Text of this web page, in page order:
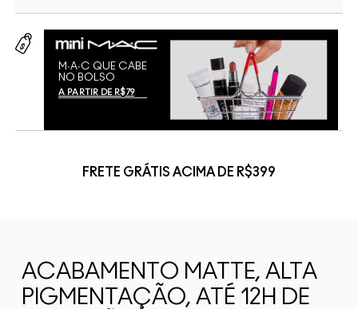
M∙A∙C QUE CABE
NO BOLSO
A PARTIR DE R$79
FRETE GRÁTIS ACIMA DE R$399
ACABAMENTO MATTE, ALTA
PIGMENTAÇÃO, ATÉ 12H DE